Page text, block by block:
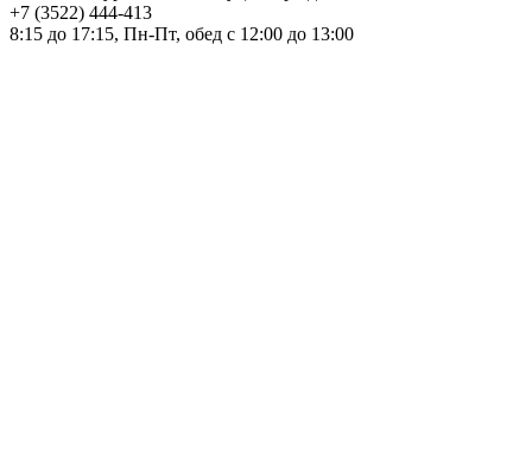
+7 (3522) 444-413
8:15 до 17:15, Пн-Пт, обед с 12:00 до 13:00